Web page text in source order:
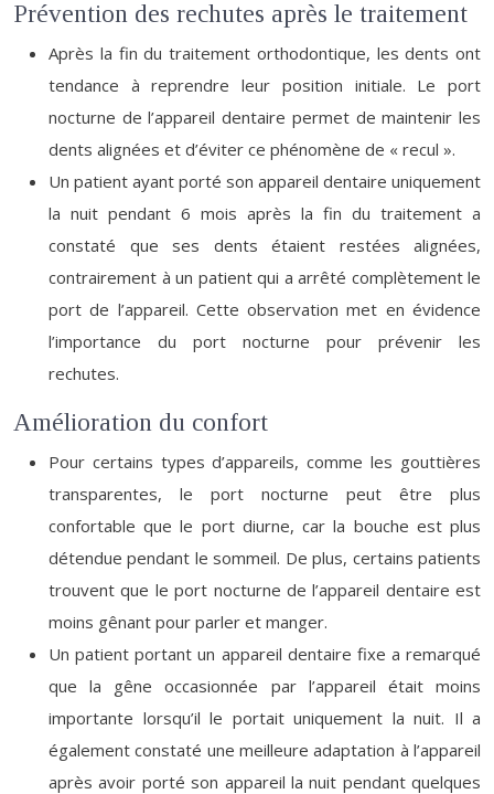
Prévention des rechutes après le traitement
Après la fin du traitement orthodontique, les dents ont
tendance à reprendre leur position initiale. Le port
nocturne de l’appareil dentaire permet de maintenir les
dents alignées et d’éviter ce phénomène de « recul ».
Un patient ayant porté son appareil dentaire uniquement
la nuit pendant 6 mois après la fin du traitement a
constaté que ses dents étaient restées alignées,
contrairement à un patient qui a arrêté complètement le
port de l’appareil. Cette observation met en évidence
l’importance du port nocturne pour prévenir les
rechutes.
Amélioration du confort
Pour certains types d’appareils, comme les gouttières
transparentes, le port nocturne peut être plus
confortable que le port diurne, car la bouche est plus
détendue pendant le sommeil. De plus, certains patients
trouvent que le port nocturne de l’appareil dentaire est
moins gênant pour parler et manger.
Un patient portant un appareil dentaire fixe a remarqué
que la gêne occasionnée par l’appareil était moins
importante lorsqu’il le portait uniquement la nuit. Il a
également constaté une meilleure adaptation à l’appareil
après avoir porté son appareil la nuit pendant quelques